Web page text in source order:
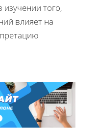
изучении того,
влияет на